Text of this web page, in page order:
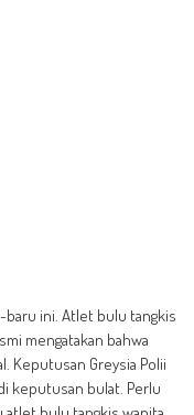
baru ini. Atlet bulu tangkis
mengatakan bahwa
Keputusan Greysia Polii
keputusan bulat. Perlu